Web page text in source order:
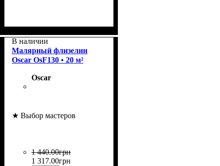
В наличии
Малярный флизелин
Oscar OsF130 • 20 м²
Oscar
★ Выбор мастеров
1 440.00грн
1 317.00грн